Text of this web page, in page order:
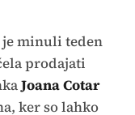
minuli teden
prodajati
Joana Cotar
ker so lahko